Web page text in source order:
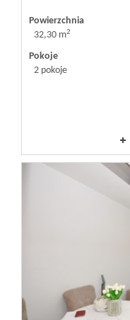
Powierzchnia
32,30 m2
Pokoje
2 pokoje